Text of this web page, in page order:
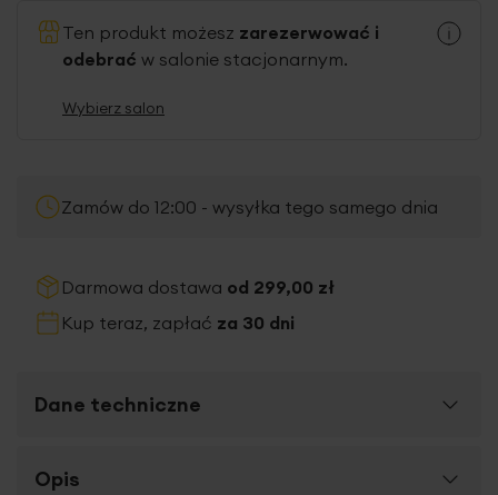
Ten produkt możesz zarezerwować i
odebrać w salonie stacjonarnym.
Wybierz salon
Zamów do 12:00 - wysyłka tego samego dnia
Darmowa dostawa od 299,00 zł
Kup teraz, zapłać za 30 dni
Dane techniczne
Więcej
SKU
Opis